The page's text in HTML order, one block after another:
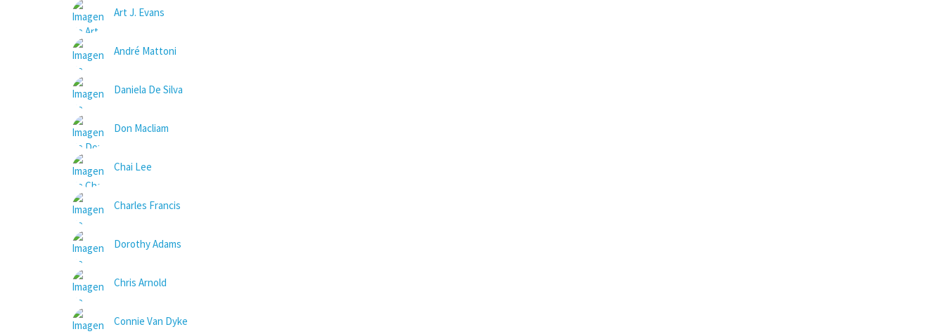
Art J. Evans
André Mattoni
Daniela De Silva
Don Macliam
Chai Lee
Charles Francis
Dorothy Adams
Chris Arnold
Connie Van Dyke